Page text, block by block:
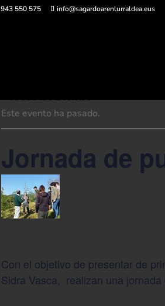
550 575 info@sagardoarenlurraldea.eus
« Todos los Eventos
Este evento ha pasado.
Jornada de
Con el objetivo de presentar de
Sidra Vasca, realizan una